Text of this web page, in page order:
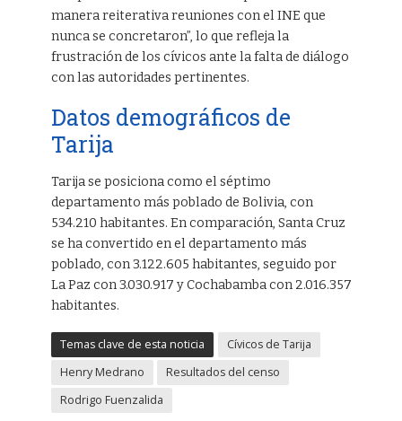
manera reiterativa reuniones con el INE que
nunca se concretaron”, lo que refleja la
frustración de los cívicos ante la falta de diálogo
con las autoridades pertinentes.
Datos demográficos de
Tarija
Tarija se posiciona como el séptimo
departamento más poblado de Bolivia, con
534.210 habitantes. En comparación, Santa Cruz
se ha convertido en el departamento más
poblado, con 3.122.605 habitantes, seguido por
La Paz con 3.030.917 y Cochabamba con 2.016.357
habitantes.
Temas clave de esta noticia
Cívicos de Tarija
Henry Medrano
Resultados del censo
Rodrigo Fuenzalida